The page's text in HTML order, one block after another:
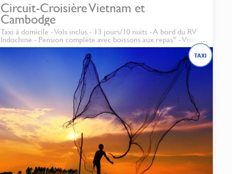
Circuit-Croisière Vietnam et
Cambodge
Taxi à domicile - Vols inclus - 13 jours/10 nuits - A bord du RV
Indochine - Pension complète avec boissons aux repas* - Visites
et excursions mentionnées au programme